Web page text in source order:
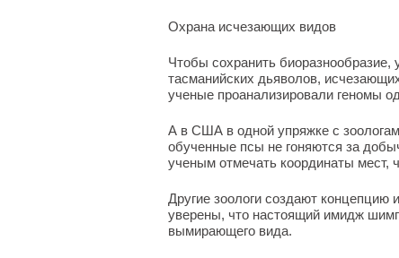
Охрана исчезающих видов
Чтобы сохранить биоразнообразие,
тасманийских дьяволов,
ученые проанализировали геномы
А в США в одной упряжке с
обученные псы не гоняются за
ученым отмечать координаты мест,
Другие зоологи создают
уверены, что настоящий имидж
вымирающего вида.